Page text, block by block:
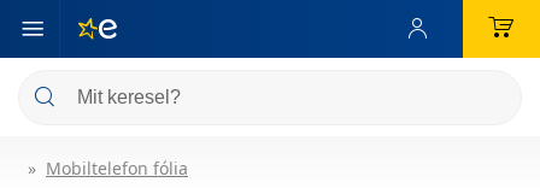
Mobiltelefon fólia